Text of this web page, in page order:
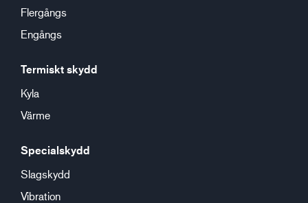
Flergångs
Engångs
Termiskt skydd
Kyla
Värme
Specialskydd
Slagskydd
Vibration